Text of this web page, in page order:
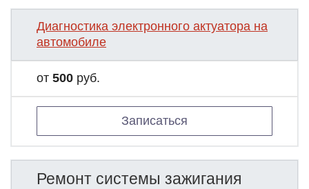
Диагностика электронного актуатора на
автомобиле
от 500 руб.
Записаться
Ремонт системы зажигания